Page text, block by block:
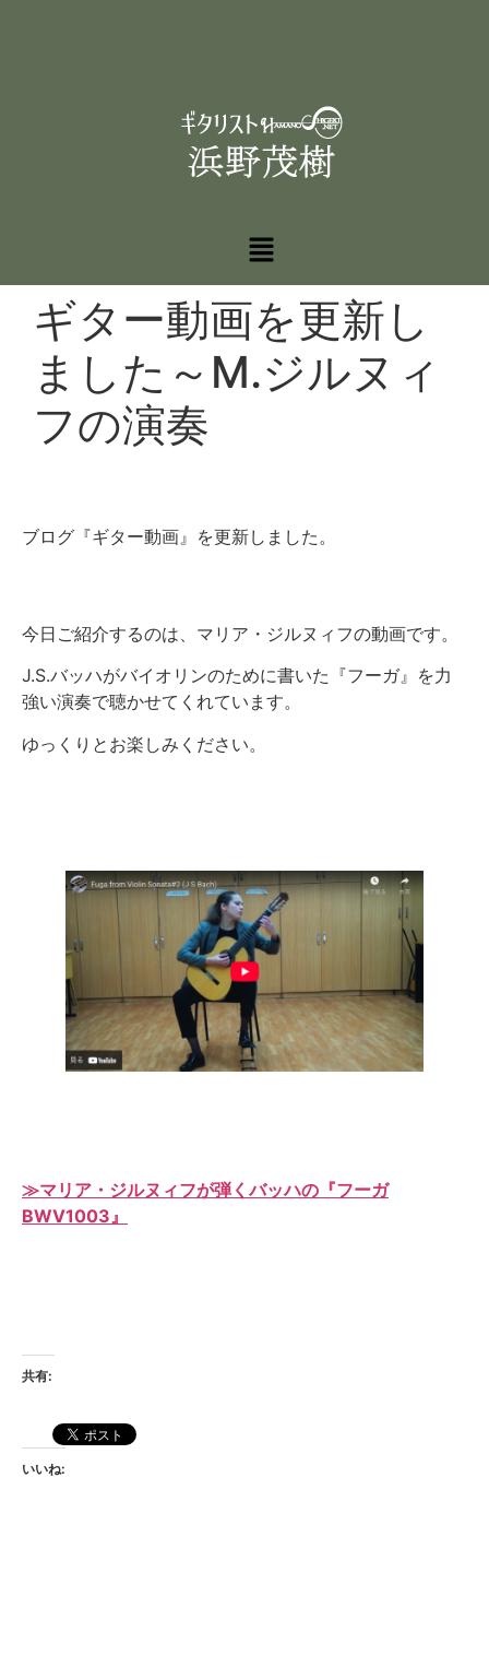
ギター動画を更新し
ました～M.ジルヌィ
フの演奏
ブログ『ギター動画』を更新しました。
今日ご紹介するのは、マリア・ジルヌィフの動画です。
J.S.バッハがバイオリンのために書いた『フーガ』を力
強い演奏で聴かせてくれています。
ゆっくりとお楽しみください。
≫マリア・ジルヌィフが弾くバッハの『フーガ
BWV1003』
共有:
いいね: